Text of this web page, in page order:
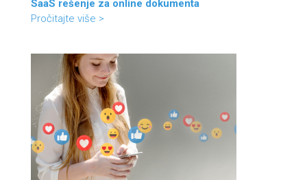
SaaS rešenje za online dokumenta
Pročitajte više >